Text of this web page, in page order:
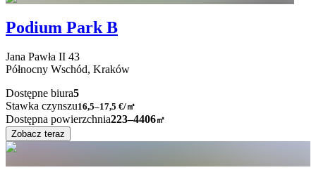
Podium Park B
Jana Pawła II 43
Północny Wschód, Kraków
Dostępne biura5
Stawka czynszu16,5–17,5 €/㎡
Dostępna powierzchnia223–4406㎡
Zobacz teraz